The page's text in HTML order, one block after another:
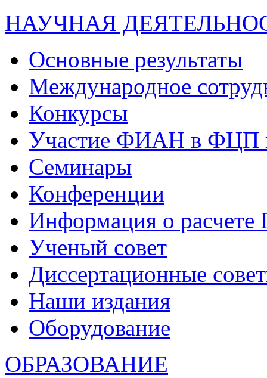
НАУЧНАЯ
Основные результаты
Международное
Конкурсы
Участие ФИАН в ФЦП
Семинары
Конференции
Информация о
Ученый совет
Диссертационные
Наши издания
Оборудование
ОБРАЗОВАНИЕ